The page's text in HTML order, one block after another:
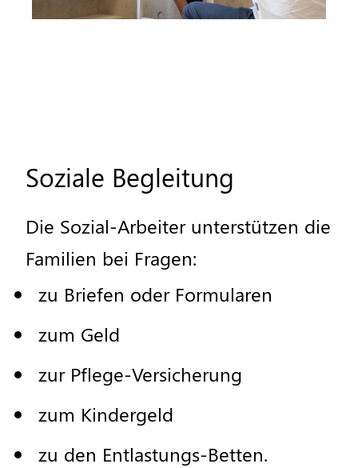
Soziale Begleitung
Die Sozial-Arbeiter unterstützen die
Familien bei Fragen:
zu Briefen oder Formularen
zum Geld
zur Pflege-Versicherung
zum Kindergeld
zu den Entlastungs-Betten.